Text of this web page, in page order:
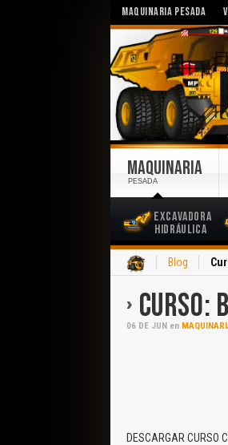
MAQUINARIA PESADA
MAQUINARIA
PESADA
Excavadora
Hidráulica
Blog
CURSO:
06 DE JUN en
DESCARGAR CURSO